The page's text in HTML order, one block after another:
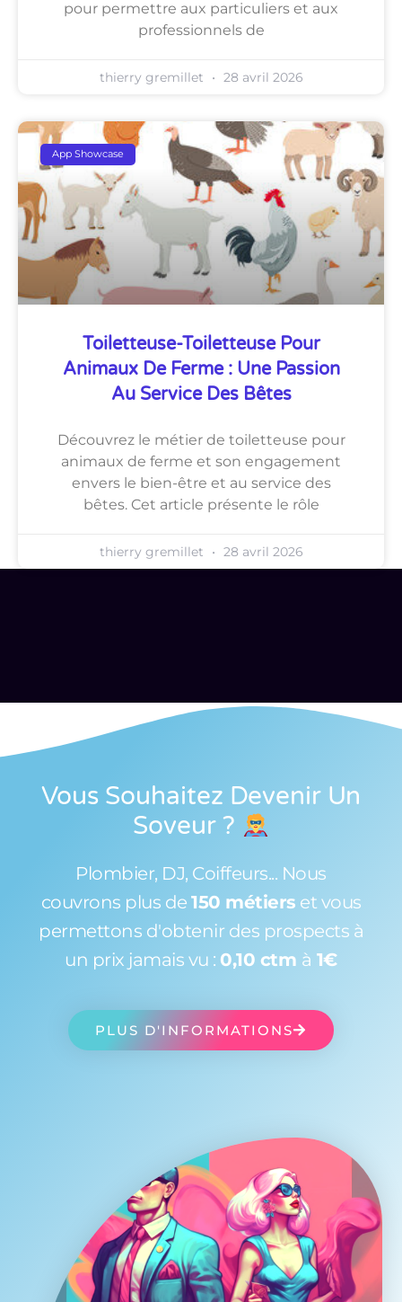
pour permettre aux particuliers et aux
professionnels de
thierry gremillet 28 avril 2026
App Showcase
Toiletteuse-Toiletteuse Pour
Animaux De Ferme : Une Passion
Au Service Des Bêtes
Découvrez le métier de toiletteuse pour
animaux de ferme et son engagement
envers le bien-être et au service des
bêtes. Cet article présente le rôle
thierry gremillet 28 avril 2026
Vous Souhaitez Devenir Un
Soveur ?
Plombier, DJ, Coiffeurs... Nous
couvrons plus de 150 métiers et vous
permettons d'obtenir des prospects à
un prix jamais vu : 0,10 ctm à 1€
PLUS D'INFORMATIONS